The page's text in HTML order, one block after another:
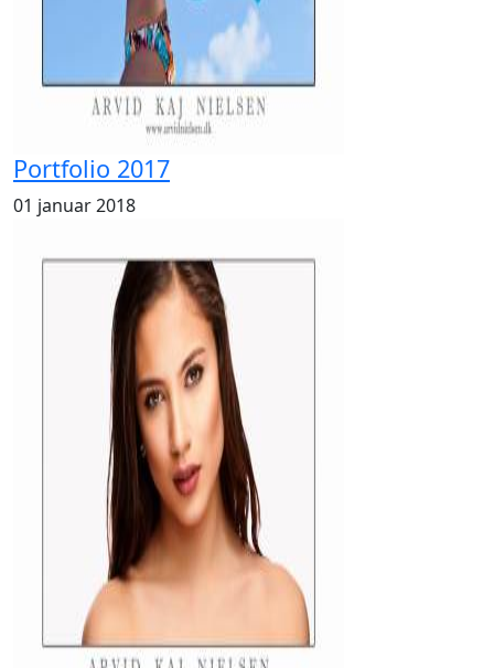
Portfolio 2017
01 januar 2018